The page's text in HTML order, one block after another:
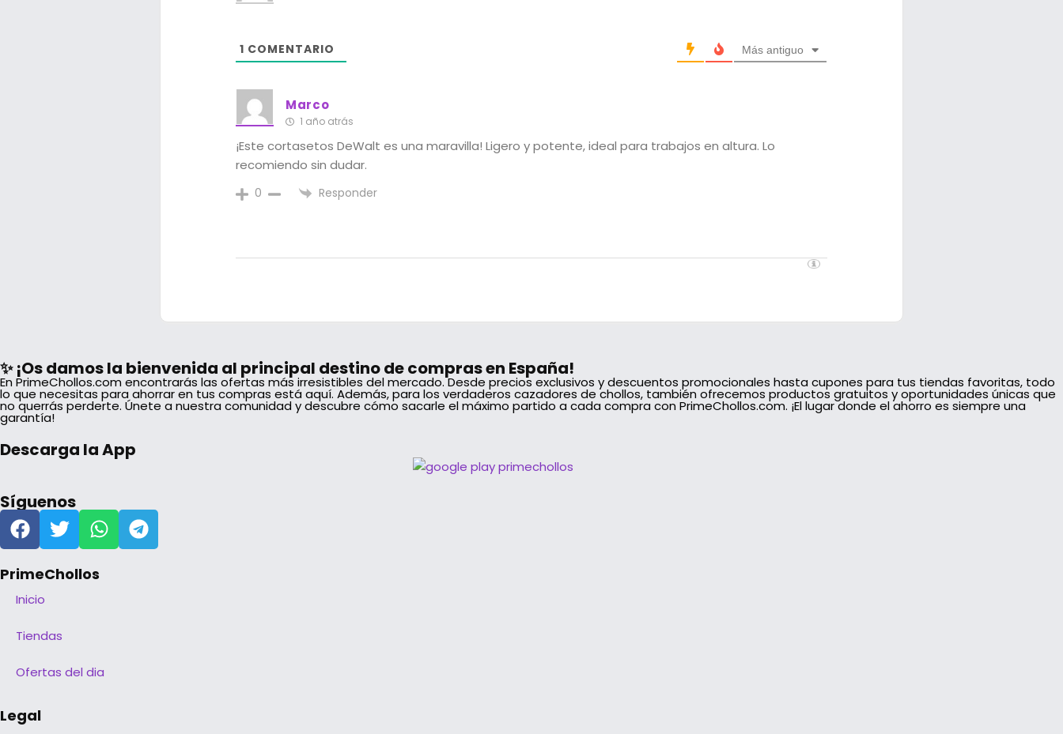
1 COMENTARIO Más antiguo
Marco
1 año atrás
¡Este cortasetos DeWalt es una maravilla! Ligero y potente, ideal para trabajos en altura. Lo
recomiendo sin dudar.
0 Responder
✨ ¡Os damos la bienvenida al principal destino de compras en España!
En PrimeChollos.com encontrarás las ofertas más irresistibles del mercado. Desde precios exclusivos y descuentos promocionales hasta cupones para tus tiendas favoritas, todo
lo que necesitas para ahorrar en tus compras está aquí. Además, para los verdaderos cazadores de chollos, también ofrecemos productos gratuitos y oportunidades únicas que
no querrás perderte. Únete a nuestra comunidad y descubre cómo sacarle el máximo partido a cada compra con PrimeChollos.com. ¡El lugar donde el ahorro es siempre una
garantía!
Descarga la App
Síguenos
PrimeChollos
Inicio
Tiendas
Ofertas del dia
Legal